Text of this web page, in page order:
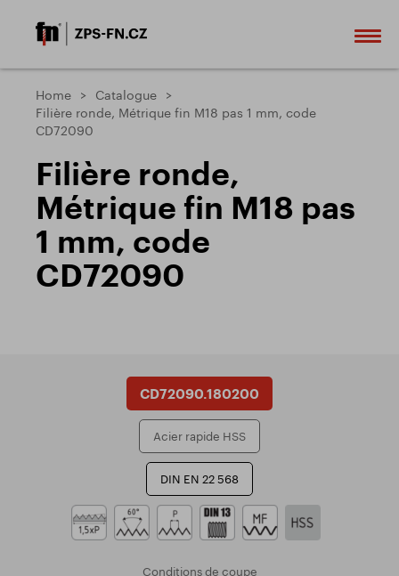
Home
Catalogue
Filière ronde, Métrique fin M18 pas 1 mm, code
CD72090
Filière ronde,
Métrique fin M18 pas
1 mm, code
CD72090
CD72090.180200
Acier rapide HSS
DIN EN 22 568
Conditions de coupe